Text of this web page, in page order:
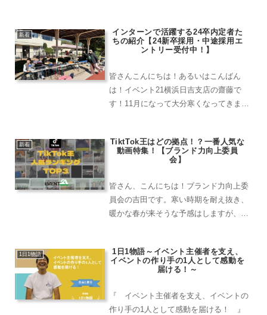
収でした。無事に終えた後にはお客様か
らパネルに絵画をかけてい...
新着
インターンで活躍する24卒内定者た
ちの紹介【24新卒採用・中途採用エ
ントリー受付中！】
皆さんこんにちは！あるいはこんばん
は！イベント21横浜日吉支店の齋藤で
す！11月になって大分寒くなってきまし
んな現場に行っているかを少しご紹介し
ます！内定者が行く運動会...
新着
TiktTok王はどの拠点！？一番人気な
動画特集！【ブランド力向上委員
会】
皆さん、こんにちは！ブランド力向上委
員会の吉田です。寒い時期を耐え抜き、
暖かな春が来そうな予感はしますが、ま
きことが多かったです！今年始まって約
二ヶ月半、色んな大きな出...
1日1物語
1日1物語～イベント主催者を支え、
イベントの作り手の1人として感動を
届ける！～
『 イベント主催者を支え、イベントの
作り手の1人として感動を届ける！ 』